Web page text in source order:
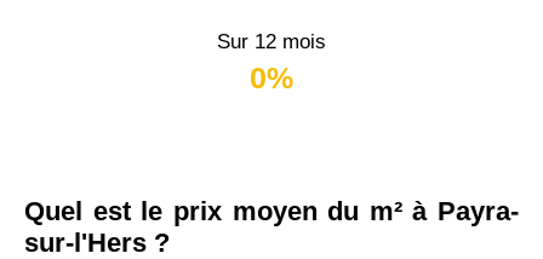
Sur 12 mois
0%
Quel est le prix moyen du m² à Payra-
sur-l'Hers ?